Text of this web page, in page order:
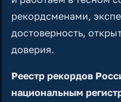
рекордсменами,
достоверность,
доверия.
Реестр рекордов
национальным